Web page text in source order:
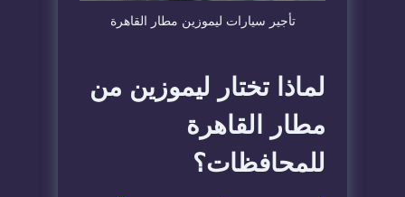
تأجير سيارات ليموزين مطار القاهرة
لماذا تختار ليموزين من
مطار القاهرة
للمحافظات؟